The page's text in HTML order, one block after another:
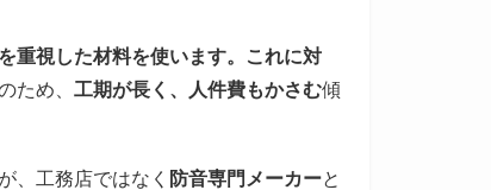
重視した材料を使います。これに対
ため、 工期が長く、人件費もかさむ傾
、工務店ではなく 防音専門メーカーと